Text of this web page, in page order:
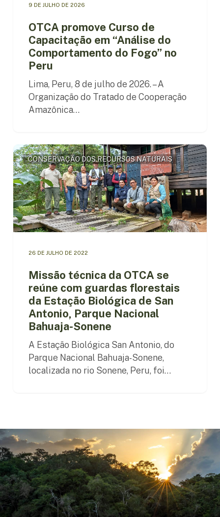
9 DE JULHO DE 2026
OTCA promove Curso de
Capacitação em “Análise do
Comportamento do Fogo” no
Peru
Lima, Peru, 8 de julho de 2026. – A
Organização do Tratado de Cooperação
Amazônica…
Missão
técnica
da
OTCA
se
reúne
com
guardas
Estação
Antonio,
Parque
Nacional
Sonene
CONSERVAÇÃO DOS RECURSOS NATURAIS
26 DE JULHO DE 2022
Missão técnica da OTCA se
reúne com guardas florestais
da Estação Biológica de San
Antonio, Parque Nacional
Bahuaja-Sonene
A Estação Biológica San Antonio, do
Parque Nacional Bahuaja-Sonene,
localizada no rio Sonene, Peru, foi…